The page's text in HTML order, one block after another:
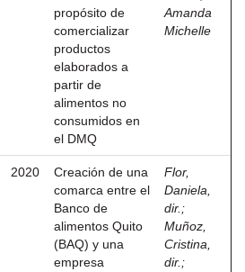
propósito de
comercializar
productos
elaborados a
partir de
alimentos no
consumidos en
el DMQ
Amanda
Michelle
2020
Creación de una
comarca entre el
Banco de
alimentos Quito
(BAQ) y una
empresa
Flor,
Daniela,
dir. ;
Muñoz,
Cristina,
dir. ;